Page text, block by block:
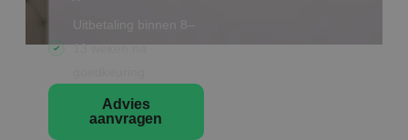
Uitbetaling binnen 8–
13 weken na
Advies
aanvragen